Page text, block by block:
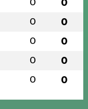
0 0
0 0
0 0
0 0
0 0